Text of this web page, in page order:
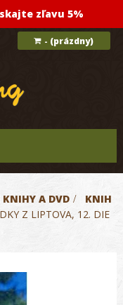
zľavu 5%
- (prázdny)
KNIHY A DVD >
KNIH
Z LIPTOVA, 12. DIE